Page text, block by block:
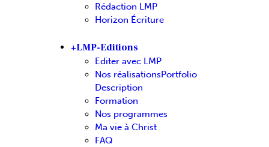
Rédaction LMP
Horizon Écriture
+LMP-Editions
Editer avec LMP
Nos réalisations Portfolio
Description
Formation
Nos programmes
Ma vie à Christ
FAQ